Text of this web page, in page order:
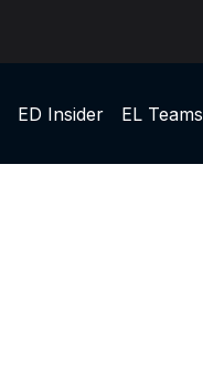
ED Insider EL Teams